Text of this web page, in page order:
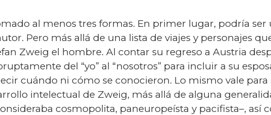
al menos tres formas. En primer lugar, podría ser
Pero más allá de una lista de viajes y personajes
Zweig el hombre. Al contar su regreso a Austria
del “yo” al “nosotros” para incluir a su
cuándo ni cómo se conocieron. Lo mismo vale para
intelectual de Zweig, más allá de alguna
cosmopolita, paneuropeísta y pacifista–, así